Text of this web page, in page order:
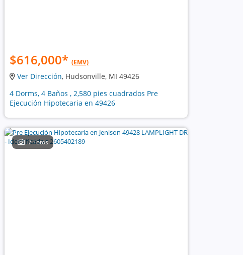
$616,000* (EMV)
Ver Dirección, Hudsonville, MI 49426
4 Dorms, 4 Baños , 2,580 pies cuadrados Pre
Ejecución Hipotecaria en 49426
7 Fotos